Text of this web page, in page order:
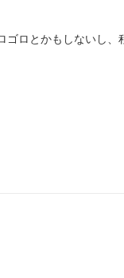
ロとかもしないし、